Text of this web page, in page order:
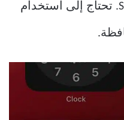
بيانات الحافظة باستخدام Siri. تحتاج إلى استخدام